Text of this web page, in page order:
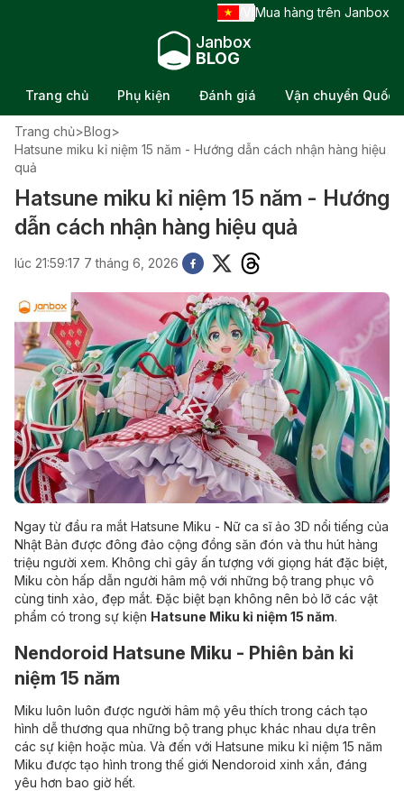
Mua hàng trên Janbox
Janbox
BLOG
Trang chủ Phụ kiện Đánh giá Vận chuyển Quốc
Trang chủ>Blog>
Hatsune miku kỉ niệm 15 năm - Hướng dẫn cách nhận hàng hiệu
quả
Hatsune miku kỉ niệm 15 năm - Hướng
dẫn cách nhận hàng hiệu quả
lúc 21:59:17 7 tháng 6, 2026
Ngay từ đầu ra mắt Hatsune Miku - Nữ ca sĩ ảo 3D nổi tiếng của
Nhật Bản được đông đảo cộng đồng săn đón và thu hút hàng
triệu người xem. Không chỉ gây ấn tượng với giọng hát đặc biệt,
Miku còn hấp dẫn người hâm mộ với những bộ trang phục vô
cùng tinh xảo, đẹp mắt. Đặc biệt bạn không nên bỏ lỡ các vật
phẩm có trong sự kiện Hatsune Miku kỉ niệm 15 năm.
Nendoroid Hatsune Miku - Phiên bản kỉ
niệm 15 năm
Miku luôn luôn được người hâm mộ yêu thích trong cách tạo
hình dễ thương qua những bộ trang phục khác nhau dựa trên
các sự kiện hoặc mùa. Và đến với Hatsune miku kỉ niệm 15 năm
Miku được tạo hình trong thế giới Nendoroid xinh xắn, đáng
yêu hơn bao giờ hết.